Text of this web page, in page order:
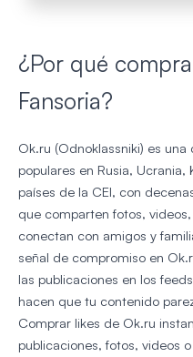
¿Por qué
Fansoria?
Ok.ru (Odnoklassniki) es
populares en Rusia, Ucrania,
países de la CEI, con
que comparten fotos,
conectan con amigos y
señal de compromiso en
las publicaciones en los
hacen que tu contenido
Comprar likes de Ok.ru
publicaciones, fotos, videos